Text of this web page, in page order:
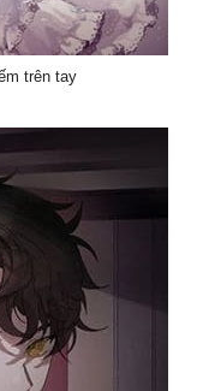
trên tay